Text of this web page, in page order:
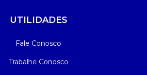
UTILIDADES
Fale Conosco
Trabalhe Conosco